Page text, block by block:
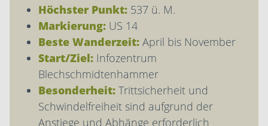
Höchster Punkt: 537 ü. M.
Markierung: US 14
Beste Wanderzeit: April bis November
Start/Ziel: Infozentrum
Blechschmidtenhammer
Besonderheit: Trittsicherheit und
Schwindelfreiheit sind aufgrund der
Anstiege und Abhänge erforderlich